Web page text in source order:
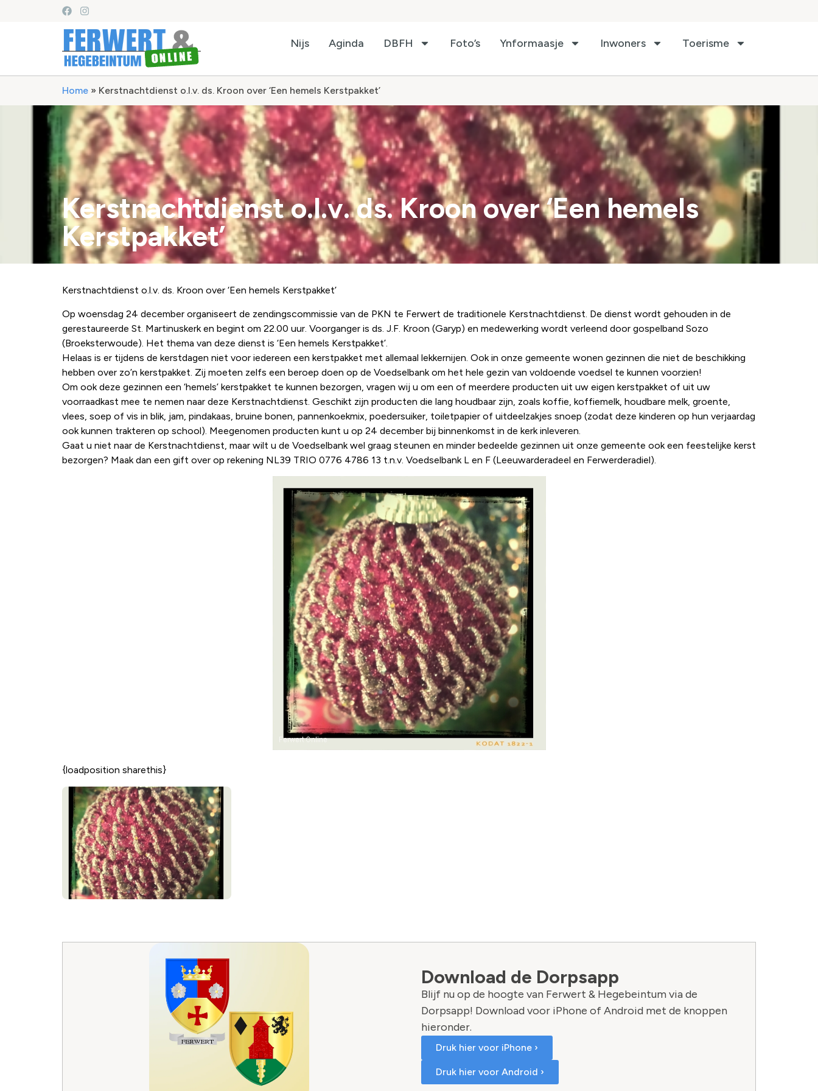
Nijs Aginda DBFH Foto’s Ynformaasje Inwoners Toerisme
Home » Kerstnachtdienst o.l.v. ds. Kroon over ‘Een hemels Kerstpakket’
Kerstnachtdienst o.l.v. ds. Kroon over ‘Een hemels
Kerstpakket’
Kerstnachtdienst o.l.v. ds. Kroon over ‘Een hemels Kerstpakket’
Op woensdag 24 december organiseert de zendingscommissie van de PKN te Ferwert de traditionele Kerstnachtdienst. De dienst wordt gehouden in de
gerestaureerde St. Martinuskerk en begint om 22.00 uur. Voorganger is ds. J.F. Kroon (Garyp) en medewerking wordt verleend door gospelband Sozo
(Broeksterwoude). Het thema van deze dienst is ‘Een hemels Kerstpakket’.
Helaas is er tijdens de kerstdagen niet voor iedereen een kerstpakket met allemaal lekkernijen. Ook in onze gemeente wonen gezinnen die niet de beschikking
hebben over zo’n kerstpakket. Zij moeten zelfs een beroep doen op de Voedselbank om het hele gezin van voldoende voedsel te kunnen voorzien!
Om ook deze gezinnen een ‘hemels’ kerstpakket te kunnen bezorgen, vragen wij u om een of meerdere producten uit uw eigen kerstpakket of uit uw
voorraadkast mee te nemen naar deze Kerstnachtdienst. Geschikt zijn producten die lang houdbaar zijn, zoals koffie, koffiemelk, houdbare melk, groente,
vlees, soep of vis in blik, jam, pindakaas, bruine bonen, pannenkoekmix, poedersuiker, toiletpapier of uitdeelzakjes snoep (zodat deze kinderen op hun verjaardag
ook kunnen trakteren op school). Meegenomen producten kunt u op 24 december bij binnenkomst in de kerk inleveren.
Gaat u niet naar de Kerstnachtdienst, maar wilt u de Voedselbank wel graag steunen en minder bedeelde gezinnen uit onze gemeente ook een feestelijke kerst
bezorgen? Maak dan een gift over op rekening NL39 TRIO 0776 4786 13 t.n.v. Voedselbank L en F (Leeuwarderadeel en Ferwerderadiel).
{loadposition sharethis}
Download de Dorpsapp
Blijf nu op de hoogte van Ferwert & Hegebeintum via de
Dorpsapp! Download voor iPhone of Android met de knoppen
hieronder.
Druk hier voor iPhone ›
Druk hier voor Android ›